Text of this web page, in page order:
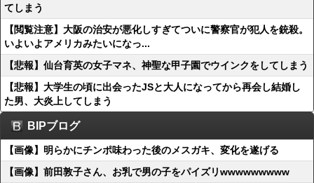
てしまう
【閲覧注意】大阪の治安が悪化しすぎてついに警察官が犯人を銃殺。
いよいよアメリカみたいになっ...
【悲報】仙台育英の女子マネ、神聖な甲子園でウインクをしてしまう
【悲報】大学生の頃に出会ったJSと大人になってから再会し結婚し
た男、大炎上してしまう
BIPブログ
【画像】明らかにチンポ味わった後のメスガキ、変化を遂げる
【画像】前田敦子さん、お乳で男の子をパイズリwwwwwwwww